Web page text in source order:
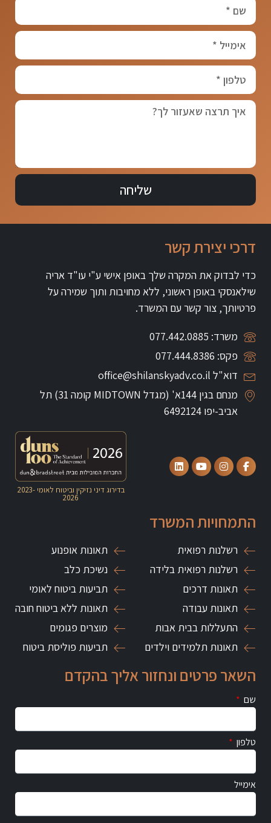
שליחה
דרכי יצירת קשר
כדי לבדוק את המקרה שלך באופן אישי ע"י עו"ד אריה
שילאנסקי באופן ראשוני, ללא מחויבות ותוך שמירה על
פרטיותך, צור קשר עם המשרד.
משרד: 077.442.0885
פקס: 077.444.8386
דוא"ל office@shilanskyadv.co.il
מנחם בגין 144א' (מגדל MIDTOWN קומה 31)
תל
אביב-יפו 6492124
בדירוג דיני נזיקין וביטוח לאומי2023-
2026
התמחויות המשרד
רשלנות רפואית
רשלנות רפואית בלידה
תאונות דרכים
תאונות עבודה
התעללות בבית אבות
תאונות תלמידים וילדים
תאונות אופנוע
נשיכת כלב
תביעות ביטוח לאומי
תאונות ללא ביטוח חובה
מוצרים פגומים
תביעות פוליסת ביטוח
השאר פרטים ונחזור אליך בהקדם
שם
טלפון
אימייל